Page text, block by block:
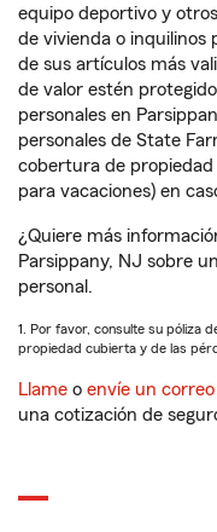
equipo deportivo y
de vivienda o inquilinos
de sus artículos más
de valor estén
personales en
personales de State
cobertura de propiedad
para vacaciones) en
¿Quiere más
Parsippany, NJ sobre
personal.
1. Por favor, consulte su póliza
propiedad cubierta y de las
Llame o envíe un
una cotización de